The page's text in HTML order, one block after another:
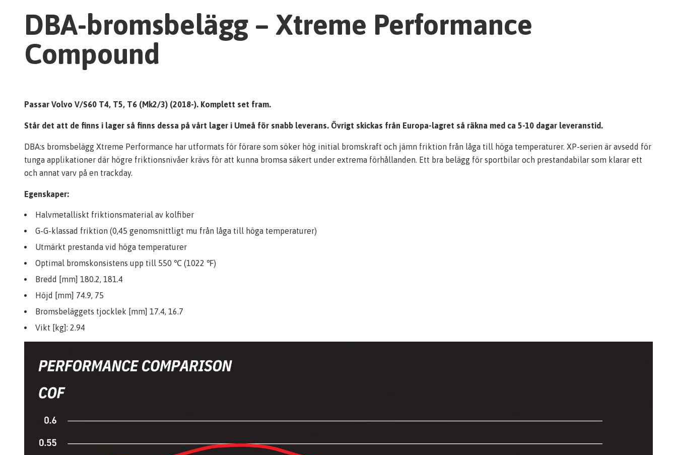
DBA-bromsbelägg – Xtreme Performance
Compound
Passar Volvo V/S60 T4, T5, T6 (Mk2/3) (2018-). Komplett set fram.
Står det att de finns i lager så finns dessa på vårt lager i Umeå för snabb leverans. Övrigt skickas från Europa-lagret så räkna med ca 5-10 dagar leveranstid.
DBA:s bromsbelägg Xtreme Performance har utformats för förare som söker hög initial bromskraft och jämn friktion från låga till höga temperaturer. XP-serien är avsedd för
tunga applikationer där högre friktionsnivåer krävs för att kunna bromsa säkert under extrema förhållanden. Ett bra belägg för sportbilar och prestandabilar som klarar ett
och annat varv på en trackday.
Egenskaper:
Halvmetalliskt friktionsmaterial av kolfiber
G-G-klassad friktion (0,45 genomsnittligt mu från låga till höga temperaturer)
Utmärkt prestanda vid höga temperaturer
Optimal bromskonsistens upp till 550 ℃ (1022 ℉)
Bredd [mm] 180.2, 181.4
Höjd [mm] 74.9, 75
Bromsbeläggets tjocklek [mm] 17.4, 16.7
Vikt [kg]: 2.94